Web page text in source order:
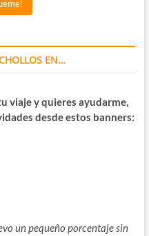
EN…
viaje y quieres ayudarme,
desde estos banners:
un pequeño porcentaje sin